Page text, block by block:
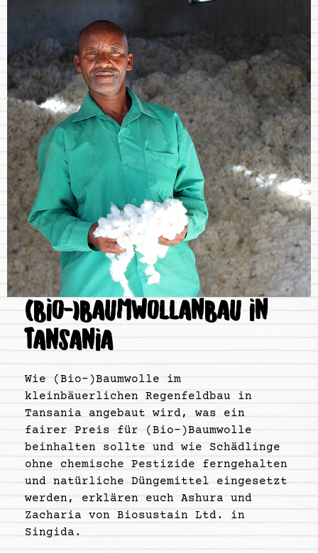
(BIO-)BAUMWOLLANBAU IN
TANSANIA
Wie (Bio-)Baumwolle im
kleinbäuerlichen Regenfeldbau in
Tansania angebaut wird, was ein
fairer Preis für (Bio-)Baumwolle
beinhalten sollte und wie Schädlinge
ohne chemische Pestizide ferngehalten
und natürliche Düngemittel eingesetzt
werden, erklären euch Ashura und
Zacharia von Biosustain Ltd. in
Singida.